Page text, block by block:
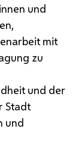
und
mit
zu
und der
Stadt
und